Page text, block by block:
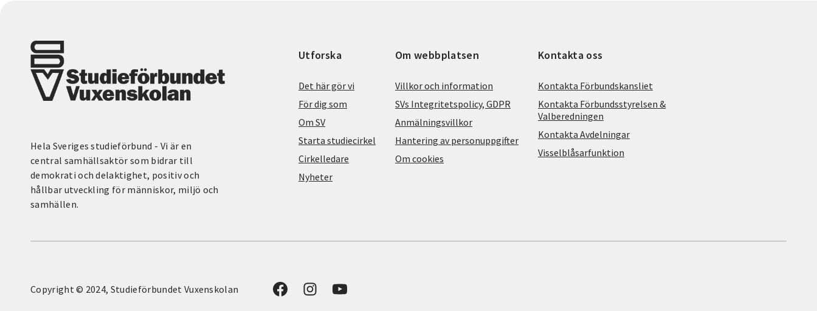
Hela Sveriges studieförbund - Vi är en
central samhällsaktör som bidrar till
demokrati och delaktighet, positiv och
hållbar utveckling för människor, miljö och
samhällen.
Utforska
Det här gör vi
För dig som
Om SV
Starta studiecirkel
Cirkelledare
Nyheter
Om webbplatsen
Villkor och information
SVs Integritetspolicy, GDPR
Anmälningsvillkor
Hantering av personuppgifter
Om cookies
Kontakta oss
Kontakta Förbundskansliet
Kontakta Förbundsstyrelsen &
Valberedningen
Kontakta Avdelningar
Visselblåsarfunktion
Copyright © 2024, Studieförbundet Vuxenskolan